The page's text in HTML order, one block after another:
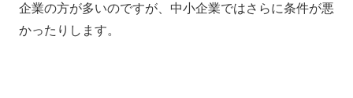
企業の方が多いのですが、中小企業ではさらに条件が悪
かったりします。